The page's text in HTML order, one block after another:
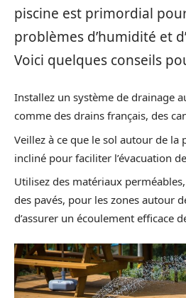
piscine est primordial
problèmes d’humidité et
Voici quelques conseils
Installez un système de drainage
comme des drains français, des
Veillez à ce que le sol autour de la
incliné pour faciliter l’évacuation de
Utilisez des matériaux
des pavés, pour les zones autour
d’assurer un écoulement efficace